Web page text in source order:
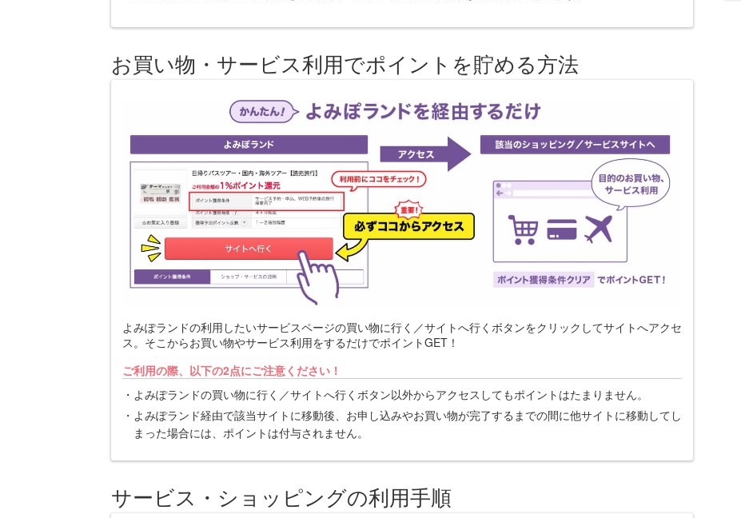
お買い物・サービス利用でポイントを貯める方法
よみぽランドの利用したいサービスページの買い物に行く／サイトへ行くボタンをクリックしてサイトへアクセ
ス。そこからお買い物やサービス利用をするだけでポイントGET！
ご利用の際、以下の2点にご注意ください！
よみぽランドの買い物に行く／サイトへ行くボタン以外からアクセスしてもポイントはたまりません。
よみぽランド経由で該当サイトに移動後、お申し込みやお買い物が完了するまでの間に他サイトに移動してし
まった場合には、ポイントは付与されません。
サービス・ショッピングの利用手順